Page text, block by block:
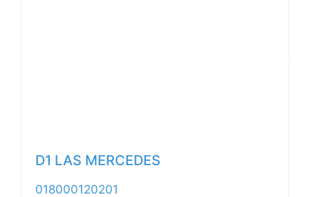
D1 LAS MERCEDES
018000120201